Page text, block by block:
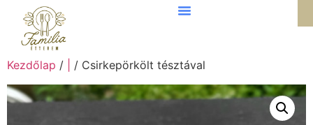
Kezdőlap / / Csirkepörkölt tésztával